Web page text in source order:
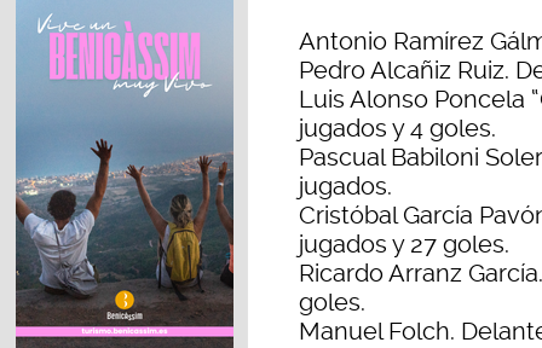
Antonio Ramírez
Pedro Alcañiz Ruiz.
Luis Alonso Poncela
jugados y 4 goles.
Pascual Babiloni
jugados.
Cristóbal García
jugados y 27 goles.
Ricardo Arranz
goles.
Manuel Folch.